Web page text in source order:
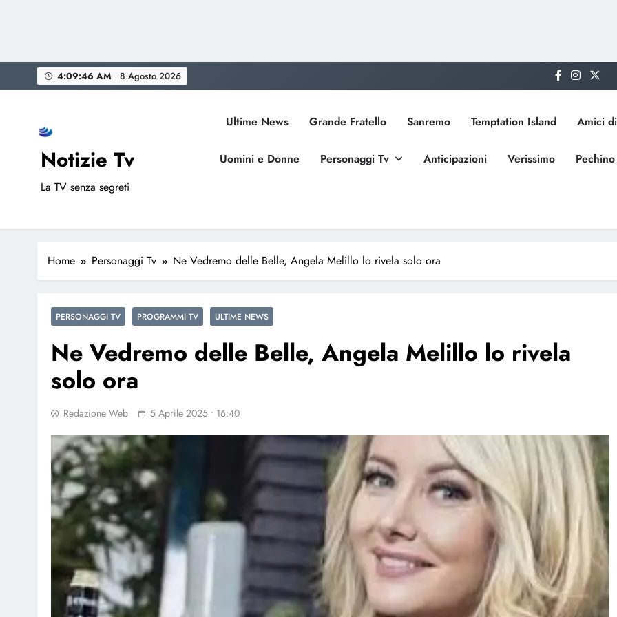
to
4:09:47 AM 8 Agosto 2026
Notizie Tv
La TV senza segreti
Ultime News Grande Fratello Sanremo Temptation Island Amici
Uomini e Donne Personaggi Tv Anticipazioni Verissimo
Home Personaggi Tv Ne Vedremo delle Belle, Angela Melillo lo rivela solo ora
PERSONAGGI TV PROGRAMMI TV ULTIME NEWS
Ne Vedremo delle Belle, Angela Melillo lo rivela
solo ora
Redazione Web 5 Aprile 2025 • 16:40